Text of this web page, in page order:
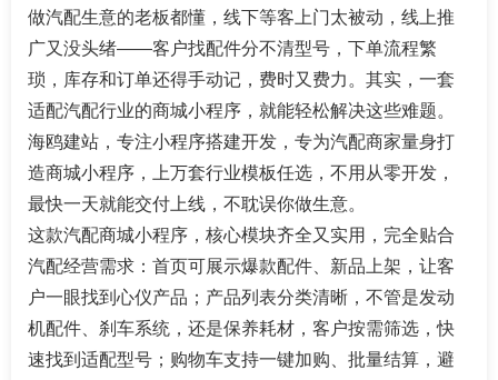
做汽配生意的老板都懂，线下等客上门太被动，线上推
广又没头绪——客户找配件分不清型号，下单流程繁
琐，库存和订单还得手动记，费时又费力。其实，一套
适配汽配行业的商城小程序，就能轻松解决这些难题。
海鸥建站，专注小程序搭建开发，专为汽配商家量身打
造商城小程序，上万套行业模板任选，不用从零开发，
最快一天就能交付上线，不耽误你做生意。
这款汽配商城小程序，核心模块齐全又实用，完全贴合
汽配经营需求：首页可展示爆款配件、新品上架，让客
户一眼找到心仪产品；产品列表分类清晰，不管是发动
机配件、刹车系统，还是保养耗材，客户按需筛选，快
速找到适配型号；购物车支持一键加购、批量结算，避